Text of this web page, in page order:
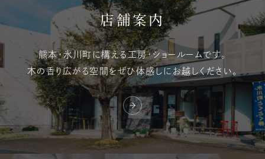
店舗案内
熊本・氷川町に構える工房・ショールームです。
木の香り広がる空間をぜひ体感しにお越しください。